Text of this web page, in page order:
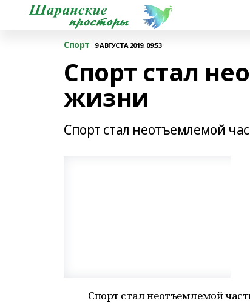
Спорт 9 АВГУСТА 2019, 09:53
Спорт стал
жизни
Спорт стал неотъемлемой
Спорт стал неотъемлемой